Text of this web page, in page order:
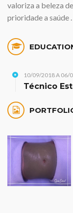
valoriza a beleza
prioridade a saúde .
10/09/2018 A 06/
Técnico